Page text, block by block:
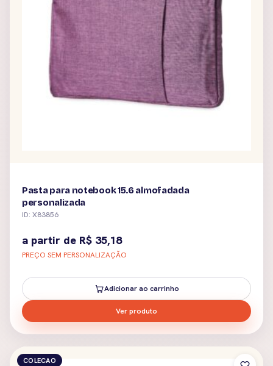
Pasta para notebook 15.6 almofadada
personalizada
ID: X83856
a partir de R$ 35,18
PREÇO SEM PERSONALIZAÇÃO
Adicionar ao carrinho
Ver produto
COLECAO